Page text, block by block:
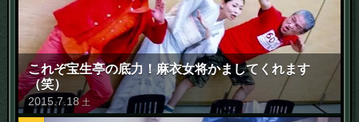
これぞ宝生亭の底力！麻衣女将かましてくれます
（笑）
2015.7. 18 土